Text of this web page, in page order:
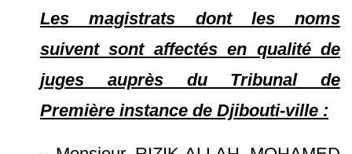
Les magistrats dont les noms
suivent sont affectés en qualité de
juges auprès du Tribunal de
Première instance de Djibouti-ville :